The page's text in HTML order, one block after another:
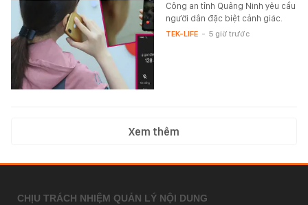
Công an tỉnh Quảng Ninh yêu cầu
người dân đặc biệt cảnh giác.
TEK-LIFE - 5 giờ trước
Xem thêm
CHỊU TRÁCH NHIỆM QUẢN LÝ NỘI DUNG